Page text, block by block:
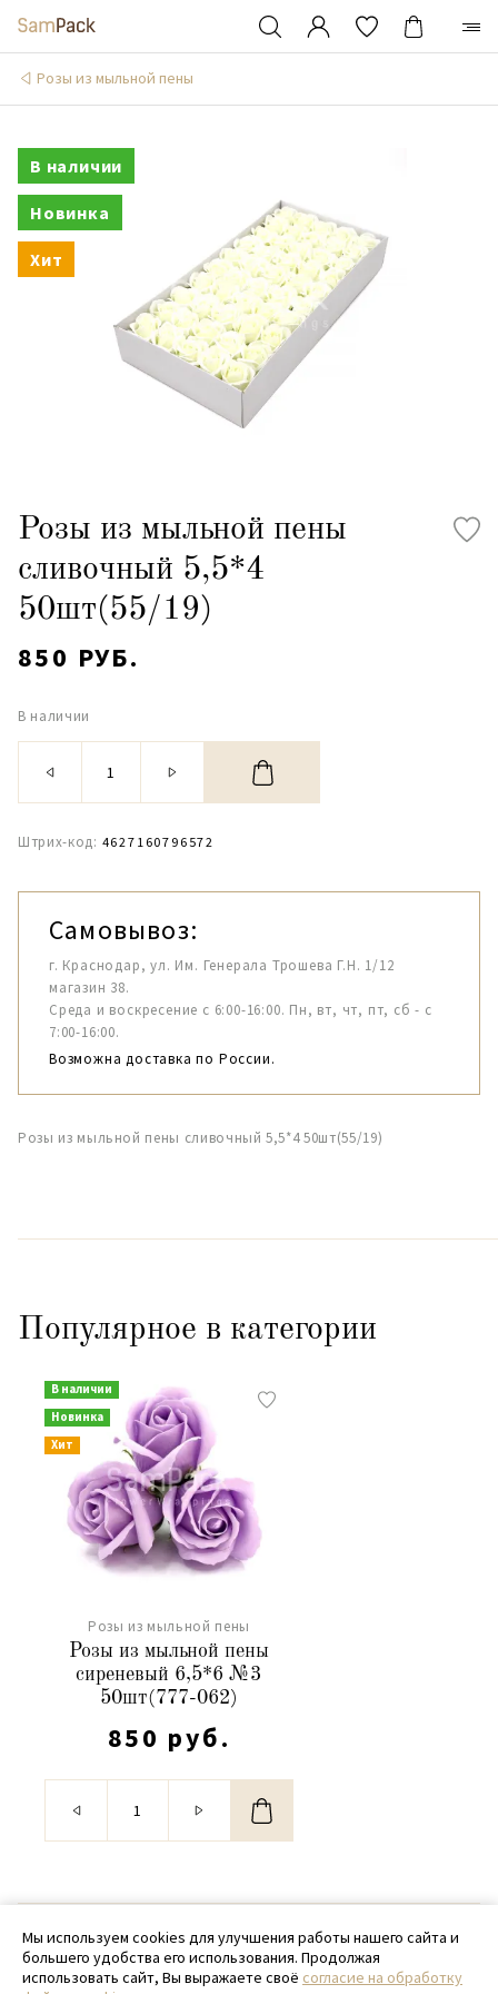
Розы из мыльной пены
В наличии
Новинка
Хит
Розы из мыльной пены
сливочный 5,5*4
50шт(55/19)
850 РУБ.
В наличии
Штрих-код: 4627160796572
Самовывоз:
г. Краснодар, ул. Им. Генерала Трошева Г.Н. 1/12
магазин 38.
Среда и воскресение с 6:00-16:00. Пн, вт, чт, пт, сб - с
7:00-16:00.
Возможна доставка по России.
Розы из мыльной пены сливочный 5,5*4 50шт(55/19)
Популярное в категории
В наличии
Новинка
Хит
Розы из мыльной пены
Розы из мыльной пены
сиреневый 6,5*6 №3
50шт(777-062)
850 руб.
© 2020 - 2026 SamPack
+ 7 (918) 699-97-87
Мы используем cookies для улучшения работы нашего сайта и
большего удобства его использования. Продолжая
использовать сайт, Вы выражаете своё согласие на обработку